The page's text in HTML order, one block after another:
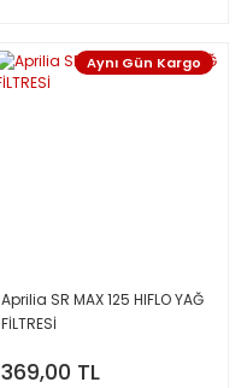
Aynı Gün Kargo
Aprilia SR MAX 125 HIFLO YAĞ
FİLTRESİ
369,00 TL